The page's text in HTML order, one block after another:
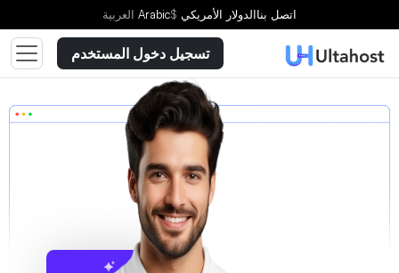
اتصل بناالدولار الأمريكي $
Arabic العربية
تسجيل دخول المستخدم